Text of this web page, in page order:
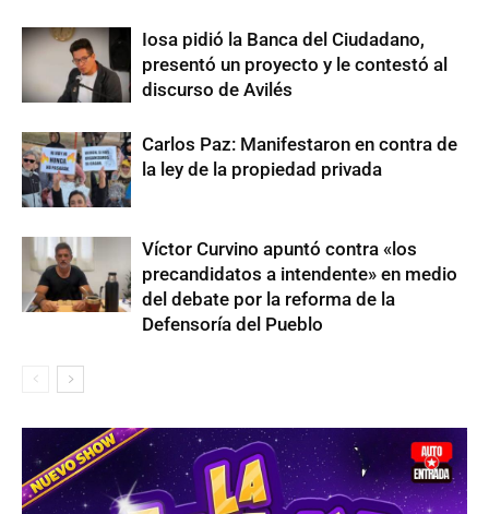
Iosa pidió la Banca del Ciudadano,
presentó un proyecto y le contestó al
discurso de Avilés
Carlos Paz: Manifestaron en contra de
la ley de la propiedad privada
Víctor Curvino apuntó contra «los
precandidatos a intendente» en medio
del debate por la reforma de la
Defensoría del Pueblo